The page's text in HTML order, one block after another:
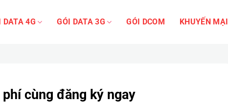
DATA 4G GÓI DATA 3G GÓI DCOM KHUYẾN MẠI
cùng đăng ký ngay